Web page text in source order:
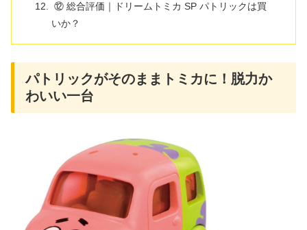
⑫ 総合評価｜ドリームトミカ SP パトリックは買
いか？
パトリックがそのままトミカに！脱力か
わいい一台